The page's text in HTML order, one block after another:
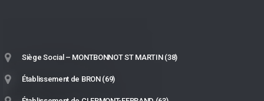
Siège Social – MONTBONNOT ST MARTIN (38)
Établissement de BRON (69)